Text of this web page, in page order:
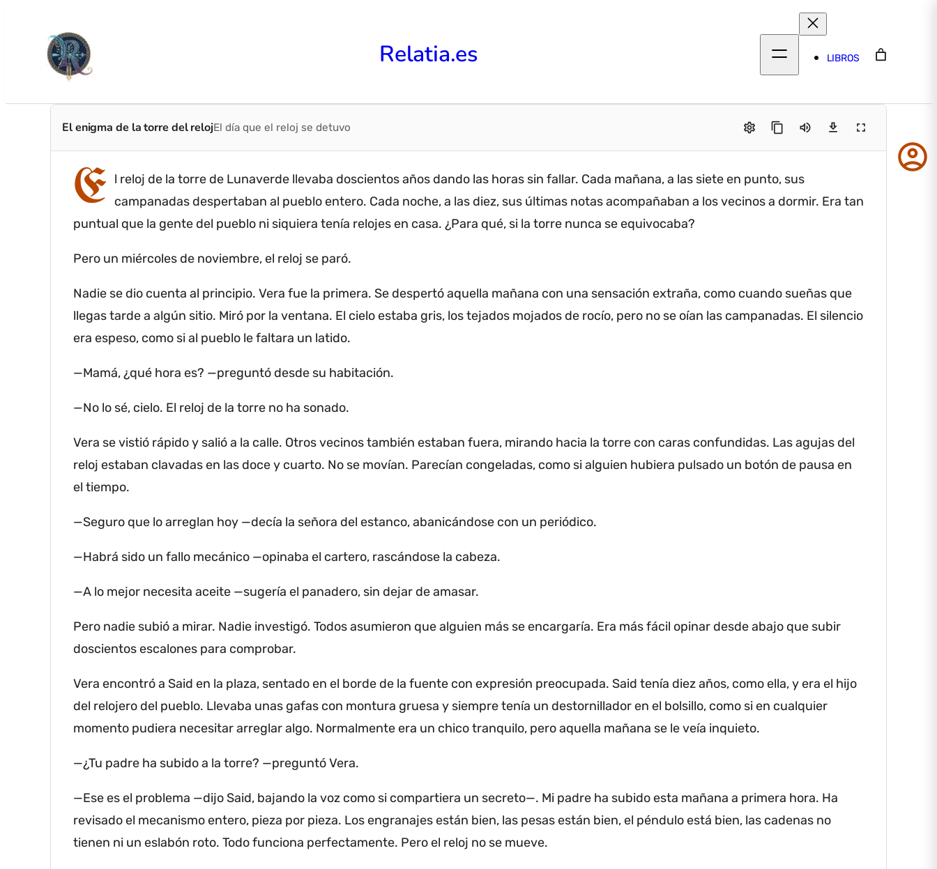
Relatia.es LIBROS
El enigma de la torre del relojEl día que el reloj se detuvo settings content_copy volume_up download fullscreen
E l reloj de la torre de Lunaverde llevaba doscientos años dando las horas sin fallar. Cada mañana, a las siete en punto, sus
campanadas despertaban al pueblo entero. Cada noche, a las diez, sus últimas notas acompañaban a los vecinos a dormir. Era tan
puntual que la gente del pueblo ni siquiera tenía relojes en casa. ¿Para qué, si la torre nunca se equivocaba?
Pero un miércoles de noviembre, el reloj se paró.
Nadie se dio cuenta al principio. Vera fue la primera. Se despertó aquella mañana con una sensación extraña, como cuando sueñas que
llegas tarde a algún sitio. Miró por la ventana. El cielo estaba gris, los tejados mojados de rocío, pero no se oían las campanadas. El silencio
era espeso, como si al pueblo le faltara un latido.
—Mamá, ¿qué hora es? —preguntó desde su habitación.
—No lo sé, cielo. El reloj de la torre no ha sonado.
Vera se vistió rápido y salió a la calle. Otros vecinos también estaban fuera, mirando hacia la torre con caras confundidas. Las agujas del
reloj estaban clavadas en las doce y cuarto. No se movían. Parecían congeladas, como si alguien hubiera pulsado un botón de pausa en
el tiempo.
—Seguro que lo arreglan hoy —decía la señora del estanco, abanicándose con un periódico.
—Habrá sido un fallo mecánico —opinaba el cartero, rascándose la cabeza.
—A lo mejor necesita aceite —sugería el panadero, sin dejar de amasar.
Pero nadie subió a mirar. Nadie investigó. Todos asumieron que alguien más se encargaría. Era más fácil opinar desde abajo que subir
doscientos escalones para comprobar.
Vera encontró a Said en la plaza, sentado en el borde de la fuente con expresión preocupada. Said tenía diez años, como ella, y era el hijo
del relojero del pueblo. Llevaba unas gafas con montura gruesa y siempre tenía un destornillador en el bolsillo, como si en cualquier
momento pudiera necesitar arreglar algo. Normalmente era un chico tranquilo, pero aquella mañana se le veía inquieto.
—¿Tu padre ha subido a la torre? —preguntó Vera.
—Ese es el problema —dijo Said, bajando la voz como si compartiera un secreto—. Mi padre ha subido esta mañana a primera hora. Ha
revisado el mecanismo entero, pieza por pieza. Los engranajes están bien, las pesas están bien, el péndulo está bien, las cadenas no
tienen ni un eslabón roto. Todo funciona perfectamente. Pero el reloj no se mueve.
account_circle